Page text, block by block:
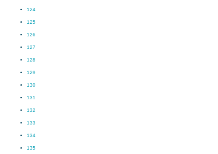
124
125
126
127
128
129
130
131
132
133
134
135